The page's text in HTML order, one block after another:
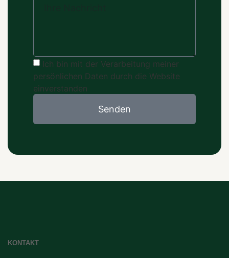
Ich bin mit der Verarbeitung meiner
persönlichen Daten durch die Website
einverstanden
Senden
KONTAKT